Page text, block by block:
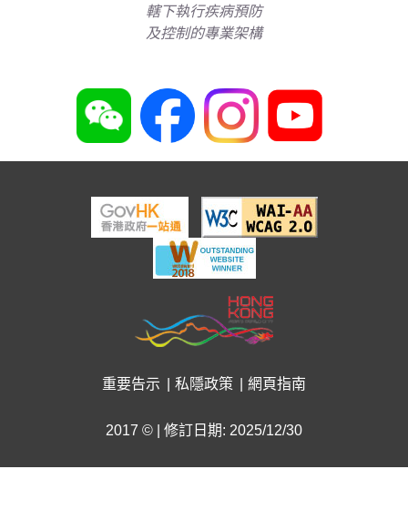
轄下執行疾病預防
及控制的專業架構
重要告示 私隱政策 網頁指南
2017 © | 修訂日期: 2025/12/30